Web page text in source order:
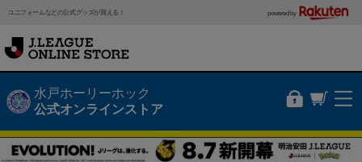
ユニフォームなどの公式グッズが買える！ powered by
水戸ホーリーホック
公式オンラインストア